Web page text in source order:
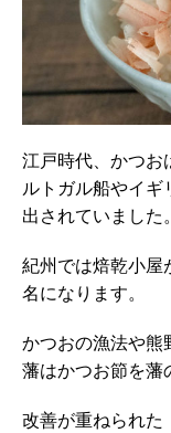
江戸時代、かつお
ルトガル船やイギ
出されていました。
紀州では焙乾小屋
名になります。
かつおの漁法や熊
藩はかつお節を藩
改善が重ねられた